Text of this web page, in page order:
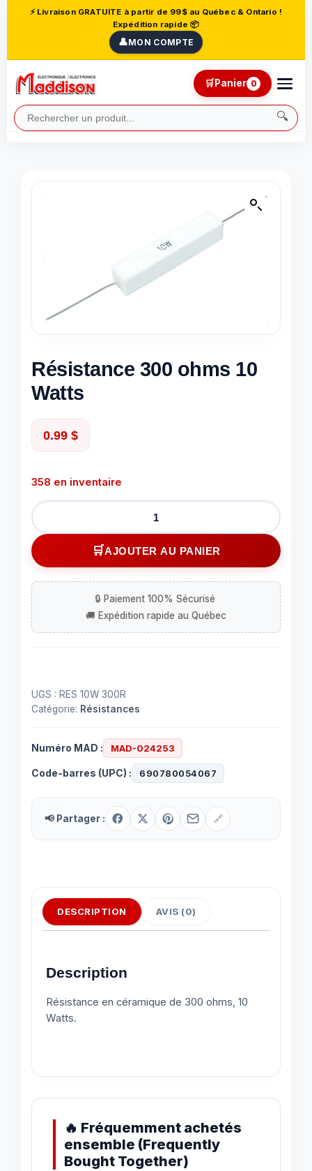
⚡ Livraison GRATUITE à partir de 99$ au Québec & Ontario !
Expédition rapide 📦
👤MON COMPTE
🔍
🛒Panier 0
Résistance 300 ohms 10
Watts
0.99 $
358 en inventaire
quantité
de
Résistance
300
ohms
10
Watts
AJOUTER AU PANIER
UGS : RES 10W 300R
Catégorie: Résistances
Numéro MAD : MAD-024253
Code-barres (UPC) : 690780054067
📢 Partager : 🔗
DESCRIPTION AVIS (0)
Description
Résistance en céramique de 300 ohms, 10
Watts.
🔥 Fréquemment achetés
ensemble (Frequently
Bought Together)